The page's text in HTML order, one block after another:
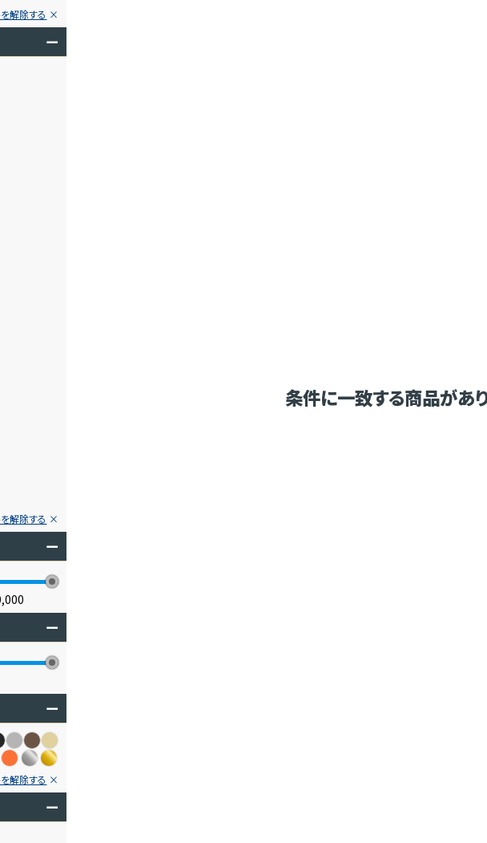
解除する
ー
解除する
ー
ー
ー
解除する
ー
条件に一致する商品があ